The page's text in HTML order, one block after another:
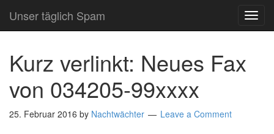
Unser täglich Spam
Kurz verlinkt: Neues Fax
von 034205-99xxxx
25. Februar 2016 by Nachtwächter Leave a Comment